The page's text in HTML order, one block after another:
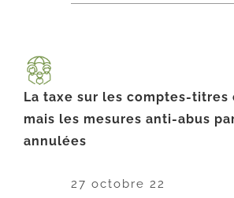
La taxe sur les comptes-titres
mais les mesures anti-abus
annulées
27 octobre 22